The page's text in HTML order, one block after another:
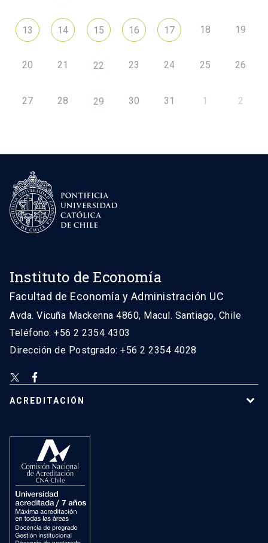
13 14 15 16 17 18 19
20 21 22 23 24 25 26
27 28 29 30 31 1 2
Instituto de Economía
Facultad de Economía y Administración UC
Avda. Vicuña Mackenna 4860, Macul. Santiago, Chile
Teléfono: +56 2 2354 4303
Dirección de Postgrado: +56 2 2354 4028
ACREDITACIÓN